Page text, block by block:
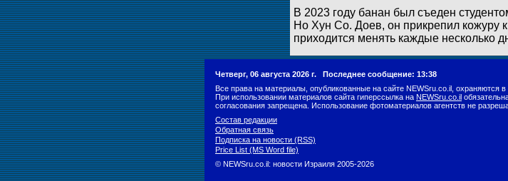
В 2023 году банан был съеден
Но Хун Со. Доев, он прикрепил кожуру
приходится менять каждые несколько
Четверг, 06 августа 2026 г. Последнее сообщение: 13:38
Все права на материалы, опубликованные на сайте NEWSru.co.il, охраняются в
При использовании материалов сайта гиперссылка на NEWSru.co.il
согласования запрещена. Использование фотоматериалов агентств не
Состав редакции
Обратная связь
Подписка на новости (RSS)
Price List (MS Word file)
© NEWSru.co.il: новости Израиля 2005-2026